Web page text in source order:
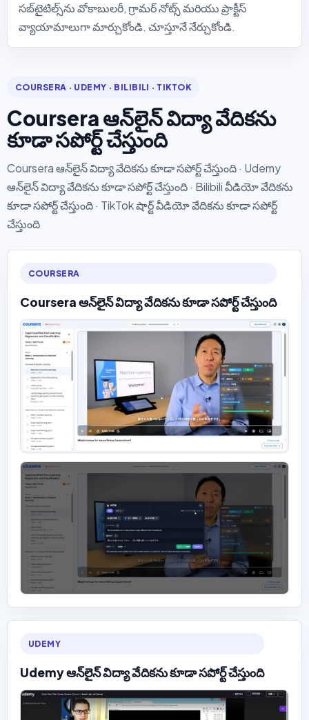
సబ్‌టైటిల్స్‌ను వోకాబులరీ, గ్రామర్ నోట్స్ మరియు ప్రాక్టీస్
వ్యాయామాలుగా మార్చుకోండి. చూస్తూనే నేర్చుకోండి.
COURSERA · UDEMY · BILIBILI · TIKTOK
Coursera ఆన్‌లైన్ విద్యా వేదికను
కూడా సపోర్ట్ చేస్తుంది
Coursera ఆన్‌లైన్ విద్యా వేదికను కూడా సపోర్ట్ చేస్తుంది · Udemy
ఆన్‌లైన్ విద్యా వేదికను కూడా సపోర్ట్ చేస్తుంది · Bilibili వీడియో వేదికను
కూడా సపోర్ట్ చేస్తుంది · TikTok షార్ట్ వీడియో వేదికను కూడా సపోర్ట్
చేస్తుంది
COURSERA
Coursera ఆన్‌లైన్ విద్యా వేదికను కూడా సపోర్ట్ చేస్తుంది
UDEMY
Udemy ఆన్‌లైన్ విద్యా వేదికను కూడా సపోర్ట్ చేస్తుంది